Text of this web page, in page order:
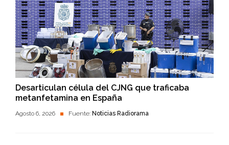
Desarticulan célula del CJNG que traficaba
metanfetamina en España
Agosto 6, 2026 Fuente: Noticias Radiorama